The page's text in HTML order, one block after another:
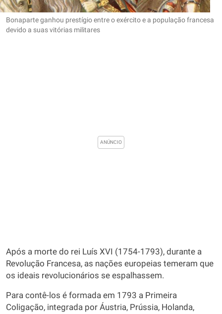
Bonaparte ganhou prestígio entre o exército e a população francesa
devido a suas vitórias militares
Após a morte do rei Luís XVI (1754-1793), durante a
Revolução Francesa, as nações europeias temeram que
os ideais revolucionários se espalhassem.
Para contê-los é formada em 1793 a Primeira
Coligação, integrada por Áustria, Prússia, Holanda,